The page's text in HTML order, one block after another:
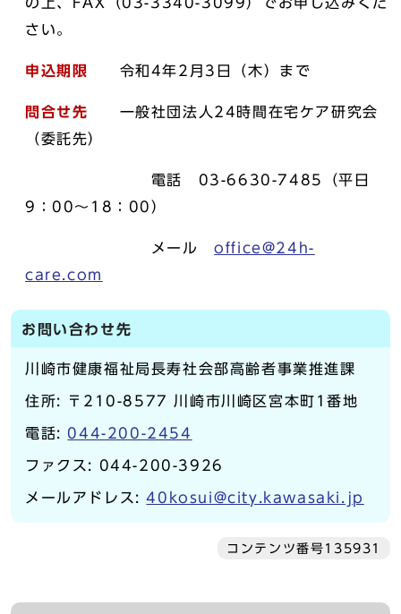
さい。
申込期限 令和4年2月3日（木）まで
問合せ先 一般社団法人24時間在宅ケア研究会
（委託先）
電話 03-6630-7485（平日
9：00～18：00）
メールoffice@24h-
care.com
お問い合わせ先
川崎市健康福祉局長寿社会部高齢者事業推進課
住所: 〒210-8577 川崎市川崎区宮本町1番地
電話: 044-200-2454
ファクス: 044-200-3926
メールアドレス:40kosui@city.kawasaki.jp
コンテンツ番号135931